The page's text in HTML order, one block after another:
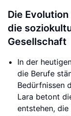
Die
die
Gesellschaft
In der
die Berufe
Bedürfnissen
Lara betont
entstehen,